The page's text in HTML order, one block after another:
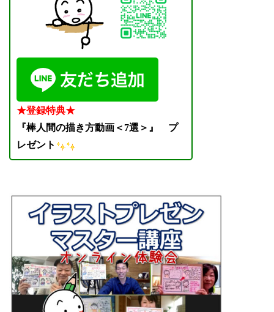
★登録特典★
『棒人間の描き方動画＜7選＞』
プ
レゼント